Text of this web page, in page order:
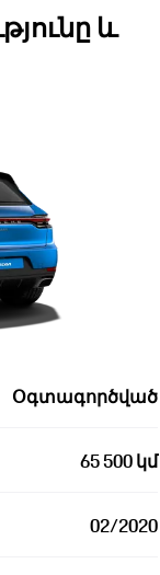
և
Օգտագործված
65 500 կմ
02/2020